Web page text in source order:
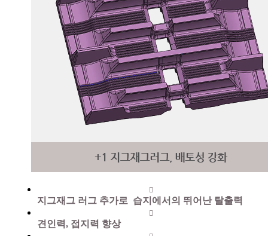
지그재그 러그 추가로 습지에서의 뛰어난 탈출력
견인력, 접지력 향상